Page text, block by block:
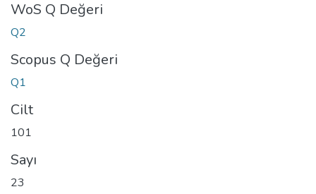
WoS Q Değeri
Q2
Scopus Q Değeri
Q1
Cilt
101
Sayı
23